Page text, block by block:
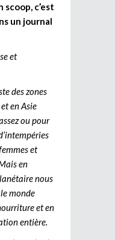
scoop, c’est
un journal
et
des zones
en Asie
ou pour
et
en
nous
monde
et en
entière.